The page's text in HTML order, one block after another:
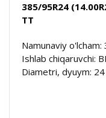
385/95R24
TT
Namunaviy
Ishlab chiqaruvchi:
Diametri, dyuym: 24